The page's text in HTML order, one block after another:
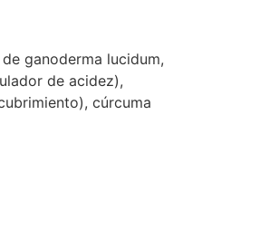
ganoderma lucidum,
de acidez),
cúrcuma